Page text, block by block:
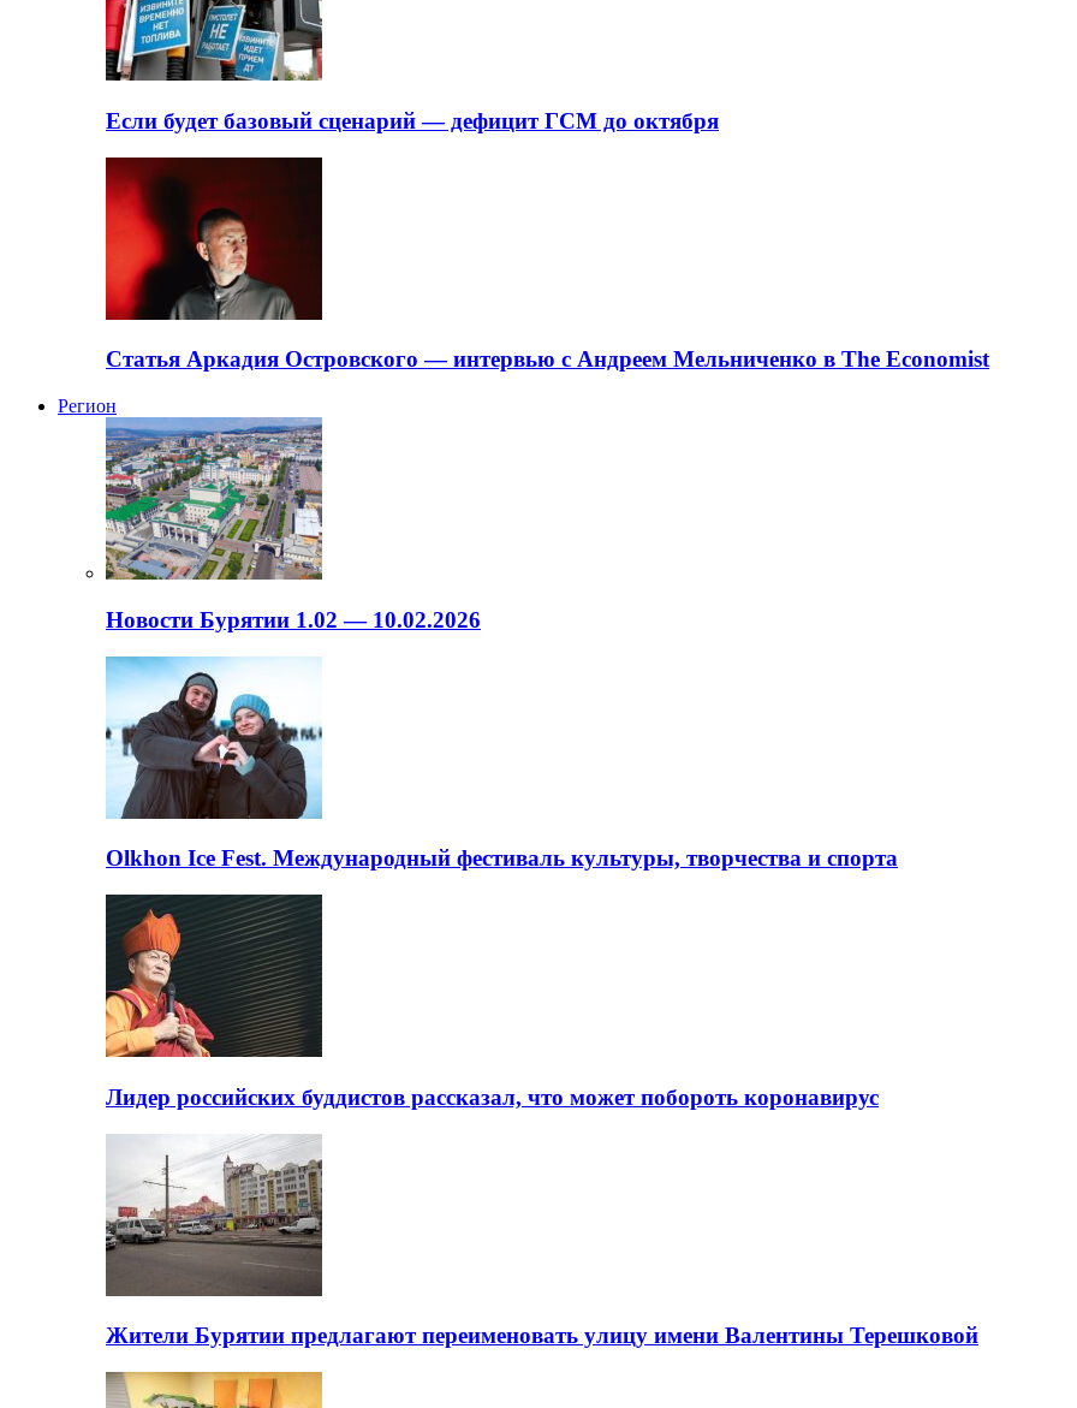
Если будет базовый сценарий — дефицит ГСМ до октября
Статья Аркадия Островского — интервью с Андреем Мельниченко в The Economist
Регион
Новости Бурятии 1.02 — 10.02.2026
Olkhon Ice Fest. Международный фестиваль культуры, творчества и спорта
Лидер российских буддистов рассказал, что может побороть коронавирус
Жители Бурятии предлагают переименовать улицу имени Валентины Терешковой